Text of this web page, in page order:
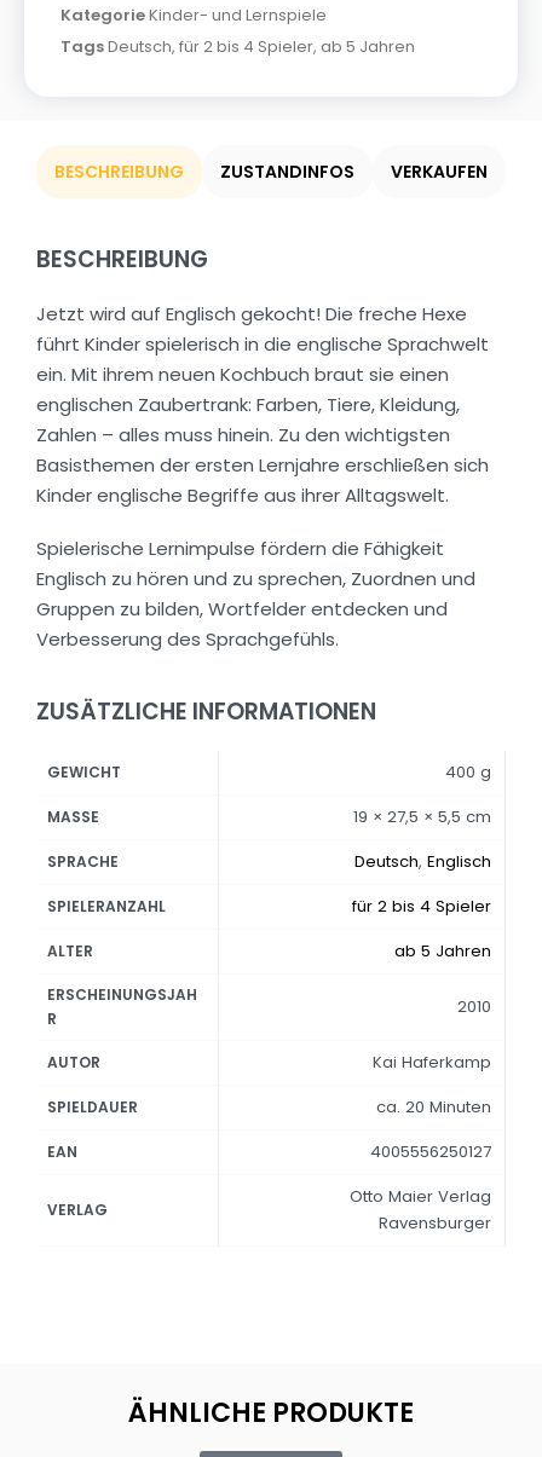
KategorieKinder- und Lernspiele
TagsDeutsch, für 2 bis 4 Spieler, ab 5 Jahren
BESCHREIBUNG ZUSTANDINFOS VERKAUFEN
BESCHREIBUNG
Jetzt wird auf Englisch gekocht! Die freche Hexe
führt Kinder spielerisch in die englische Sprachwelt
ein. Mit ihrem neuen Kochbuch braut sie einen
englischen Zaubertrank: Farben, Tiere, Kleidung,
Zahlen – alles muss hinein. Zu den wichtigsten
Basisthemen der ersten Lernjahre erschließen sich
Kinder englische Begriffe aus ihrer Alltagswelt.
Spielerische Lernimpulse fördern die Fähigkeit
Englisch zu hören und zu sprechen, Zuordnen und
Gruppen zu bilden, Wortfelder entdecken und
Verbesserung des Sprachgefühls.
ZUSÄTZLICHE INFORMATIONEN
GEWICHT 400 g
MASSE 19 × 27,5 × 5,5 cm
SPRACHE Deutsch, Englisch
SPIELERANZAHL für 2 bis 4 Spieler
ALTER ab 5 Jahren
ERSCHEINUNGSJAH
R
2010
AUTOR Kai Haferkamp
SPIELDAUER ca. 20 Minuten
EAN 4005556250127
VERLAG
Otto Maier Verlag
Ravensburger
ÄHNLICHE PRODUKTE